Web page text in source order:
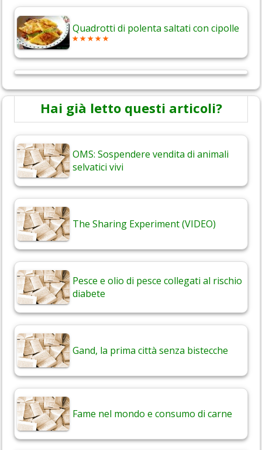
Quadrotti di polenta saltati con cipolle
Hai già letto questi articoli?
OMS: Sospendere vendita di animali
selvatici vivi
The Sharing Experiment (VIDEO)
Pesce e olio di pesce collegati al rischio
diabete
Gand, la prima città senza bistecche
Fame nel mondo e consumo di carne